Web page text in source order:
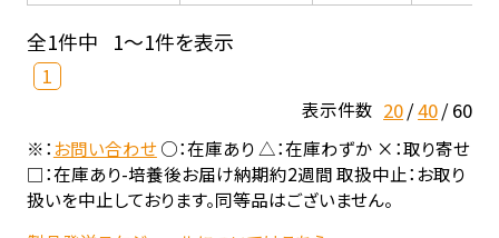
全1件中 1～1件を表示
1
表示件数 20 40 60
※：お問い合わせ○：在庫あり △：在庫わずか ×：取り寄せ
□：在庫あり-培養後お届け納期約2週間 取扱中止：お取り
扱いを中止しております。同等品はございません。